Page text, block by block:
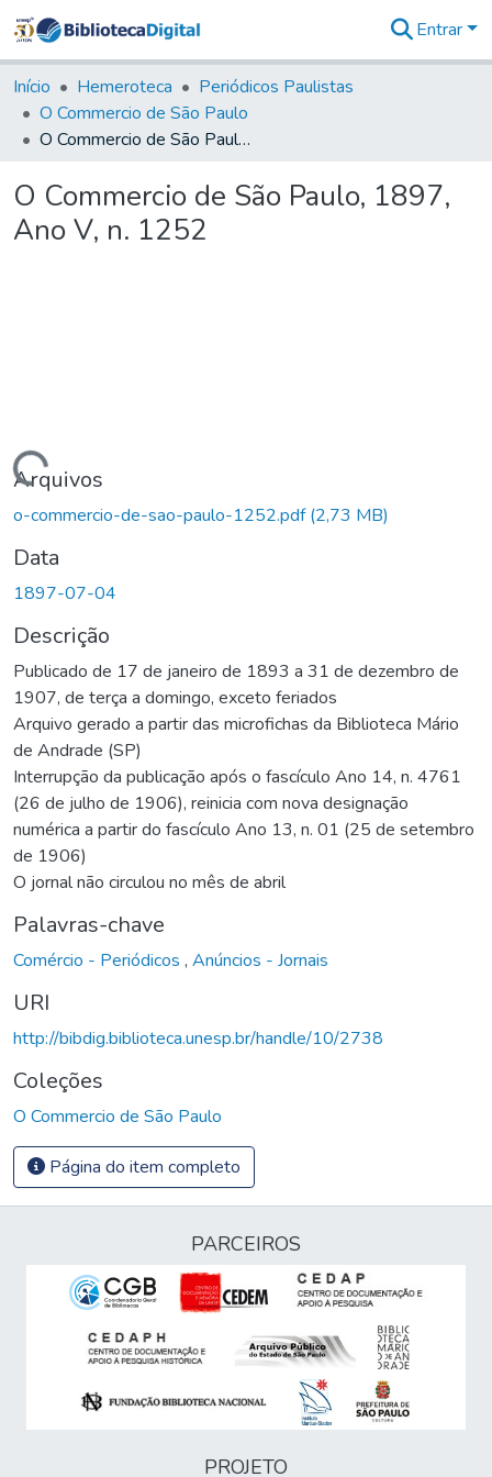
&
Coleções
Tudo na
Biblioteca
Estatísticas
Entrar
Início Hemeroteca
Periódicos Paulistas
O Commercio de São Paulo
O Commercio de São Paulo, 1897, Ano V, n. 1252
O Commercio de São Paulo, 1897,
Ano V, n. 1252
Carregando...
Arquivos
o-commercio-de-sao-paulo-1252.pdf(2,73 MB)
Data
1897-07-04
Descrição
Publicado de 17 de janeiro de 1893 a 31 de dezembro de
1907, de terça a domingo, exceto feriados
Arquivo gerado a partir das microfichas da Biblioteca Mário
de Andrade (SP)
Interrupção da publicação após o fascículo Ano 14, n. 4761
(26 de julho de 1906), reinicia com nova designação
numérica a partir do fascículo Ano 13, n. 01 (25 de setembro
de 1906)
O jornal não circulou no mês de abril
Palavras-chave
Comércio - Periódicos , Anúncios - Jornais
URI
http://bibdig.biblioteca.unesp.br/handle/10/2738
Coleções
O Commercio de São Paulo
Página do item completo
PARCEIROS
PROJETO